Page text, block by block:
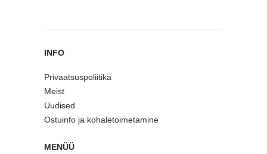
INFO
Privaatsuspoliitika
Meist
Uudised
Ostuinfo ja kohaletoimetamine
MENÜÜ